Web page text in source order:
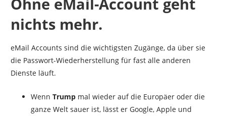
nichts mehr.
eMail Accounts sind die wichtigsten Zugänge, da über sie
die Passwort-Wiederherstellung für fast alle anderen
Dienste läuft.
Wenn Trumpmal wieder auf die Europäer oder die
ganze Welt sauer ist, lässt er Google, Apple und